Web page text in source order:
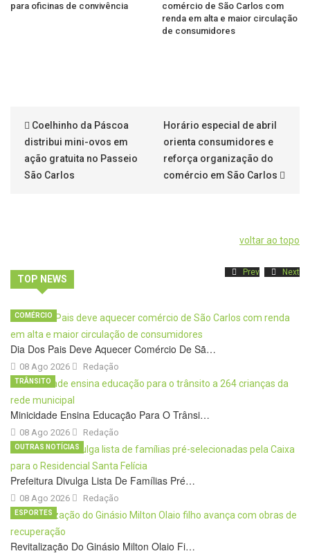
para oficinas de convivência
comércio de São Carlos com
renda em alta e maior circulação
de consumidores
Coelhinho da Páscoa
distribui mini-ovos em
ação gratuita no Passeio
São Carlos
Horário especial de abril
orienta consumidores e
reforça organização do
comércio em São Carlos
voltar ao topo
TOP NEWS
Prev Next
Dia Dos Pais Deve Aquecer Comércio De Sã…
08 Ago 2026
COMÉRCIO
Redação
Minicidade Ensina Educação Para O Trânsi…
08 Ago 2026
TRÂNSITO
Redação
Prefeitura Divulga Lista De Famílias Pré…
08 Ago 2026
OUTRAS NOTÍCIAS
Redação
Revitalização Do Ginásio Milton Olaio Fi…
ESPORTES